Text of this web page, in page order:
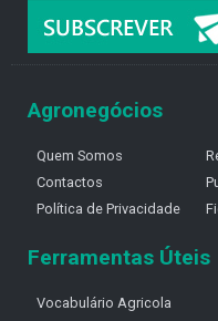
Agronegócios
Quem Somos
Contactos
Política de Privacidade
Ferramentas Úteis
Vocabulário Agricola